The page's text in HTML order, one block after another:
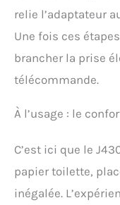
relie l’adaptateur
Une fois ces
brancher la prise
télécommande.
À l’usage : le
C’est ici que le
papier toilette,
inégalée.